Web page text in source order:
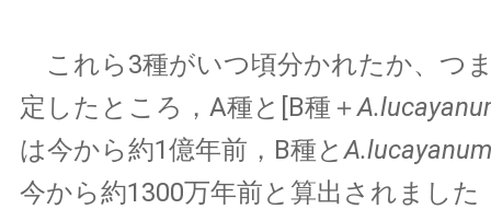
これら3種がいつ頃分かれたか、つ
定したところ，A種と[B種＋
は今から約1億年前，B種とA.lucayanum
今から約1300万年前と算出されました